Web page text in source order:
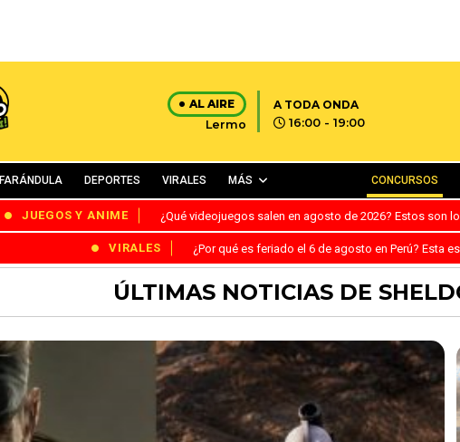
AL AIRE
Lermo
A TODA ONDA
16:00 - 19:00
FARÁNDULA DEPORTES VIRALES MÁS CONCURSOS
JUEGOS Y ANIME ¿Qué videojuegos salen en agosto de 2026? Estos son
VIRALES ¿Por qué es feriado el 6 de agosto en Perú? Esta
ÚLTIMAS NOTICIAS DE